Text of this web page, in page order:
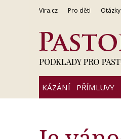
Vira.cz Pro děti
KÁZÁNÍ PŘÍMLUVY